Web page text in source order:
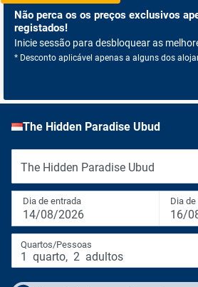
Não perca os os preços exclusivos
registados!
Inicie sessão para desbloquear as
* Desconto aplicável apenas a alguns dos
The Hidden Paradise Ubud
The Hidden Paradise Ubud
Dia de entrada
14/08/2026
Dia
16/
Quartos/Pessoas
1 quarto, 2 adultos